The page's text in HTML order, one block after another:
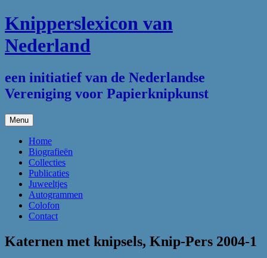
Ga
naar
de
inhoud
Knipperslexicon van
Nederland
een initiatief van de Nederlandse
Vereniging voor Papierknipkunst
Menu
Home
Biografieën
Collecties
Publicaties
Juweeltjes
Autogrammen
Colofon
Contact
Katernen met knipsels, Knip-Pers 2004-1